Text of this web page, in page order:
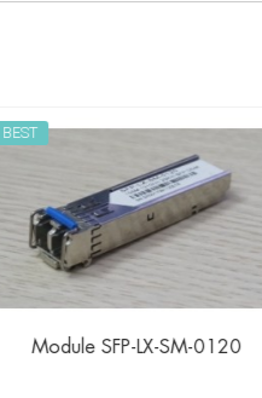
BEST
Module SFP-LX-SM-0120